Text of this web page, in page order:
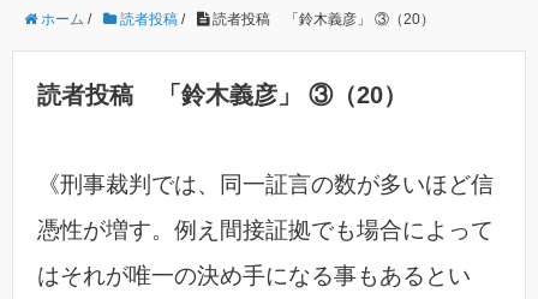
ホーム / 読者投稿 / 読者投稿 「鈴木義彦」 ③（20）
読者投稿 「鈴木義彦」 ③（20）
《刑事裁判では、同一証言の数が多いほど信
憑性が増す。例え間接証拠でも場合によって
はそれが唯一の決め手になる事もあるとい